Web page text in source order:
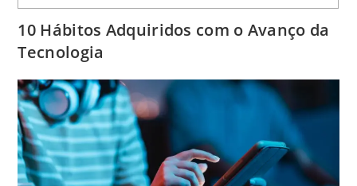
10 Hábitos Adquiridos com o Avanço da
Tecnologia